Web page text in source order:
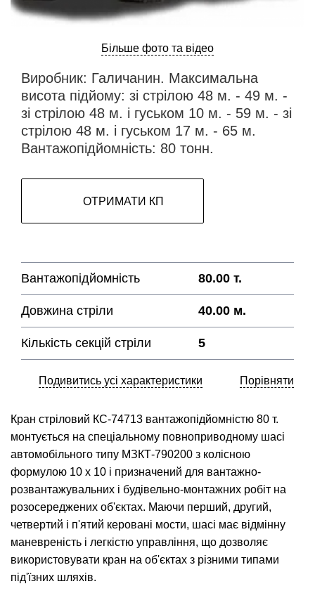
Більше фото та відео
Виробник: Галичанин. Максимальна
висота підйому: зі стрілою 48 м. - 49 м. -
зі стрілою 48 м. і гуськом 10 м. - 59 м. - зі
стрілою 48 м. і гуськом 17 м. - 65 м.
Вантажопідйомність: 80 тонн.
ОТРИМАТИ КП
Вантажопідйомність 80.00 т.
Довжина стріли 40.00 м.
Кількість секцій стріли 5
Подивитись усі характеристики Порівняти
Кран стріловий КС-74713 вантажопідйомністю 80 т.
монтується на спеціальному повноприводному шасі
автомобільного типу МЗКТ-790200 з колісною
формулою 10 х 10 і призначений для вантажно-
розвантажувальних і будівельно-монтажних робіт на
розосереджених об'єктах. Маючи перший, другий,
четвертий і п'ятий керовані мости, шасі має відмінну
маневреність і легкістю управління, що дозволяє
використовувати кран на об'єктах з різними типами
під'їзних шляхів.